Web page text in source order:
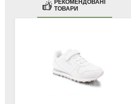
РЕКОМЕНДОВАНІ
ТОВАРИ